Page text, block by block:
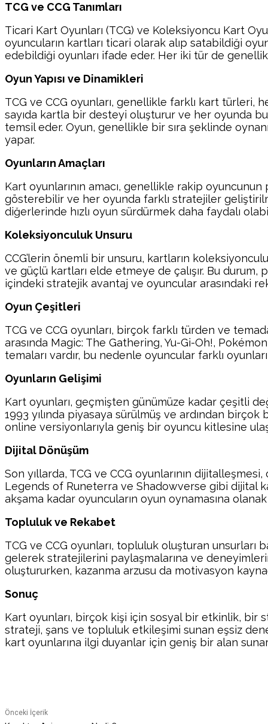
TCG ve CCG Tanımları
Ticari Kart Oyunları (TCG) ve Koleksiyoncu Kart
oyuncuların kartları ticari olarak alıp satabildiği
edebildiği oyunları ifade eder. Her iki tür de
Oyun Yapısı ve Dinamikleri
TCG ve CCG oyunları, genellikle farklı kart türleri,
sayıda kartla bir desteyi oluşturur ve her oyunda
temsil eder. Oyun, genellikle bir sıra şeklinde
yapar.
Oyunların Amaçları
Kart oyunlarının amacı, genellikle rakip oyuncunun
gösterebilir ve her oyunda farklı stratejiler
diğerlerinde hızlı oyun sürdürmek daha faydalı
Koleksiyonculuk Unsuru
CCG’lerin önemli bir unsuru, kartların
ve güçlü kartları elde etmeye de çalışır. Bu
içindeki stratejik avantaj ve oyuncular arasındaki
Oyun Çeşitleri
TCG ve CCG oyunları, birçok farklı türden ve
arasında Magic: The Gathering, Yu-Gi-Oh!,
temaları vardır, bu nedenle oyuncular farklı
Oyunların Gelişimi
Kart oyunları, geçmişten günümüze kadar çeşitli
1993 yılında piyasaya sürülmüş ve ardından
online versiyonlarıyla geniş bir oyuncu kitlesine
Dijital Dönüşüm
Son yıllarda, TCG ve CCG oyunlarının
Legends of Runeterra ve Shadowverse gibi dijital
akşama kadar oyuncuların oyun oynamasına
Topluluk ve Rekabet
TCG ve CCG oyunları, topluluk oluşturan unsurları
gelerek stratejilerini paylaşmalarına ve
oluştururken, kazanma arzusu da motivasyon
Sonuç
Kart oyunları, birçok kişi için sosyal bir etkinlik, bir
strateji, şans ve topluluk etkileşimi sunan eşsiz
kart oyunlarına ilgi duyanlar için geniş bir alan
Önceki İçerik